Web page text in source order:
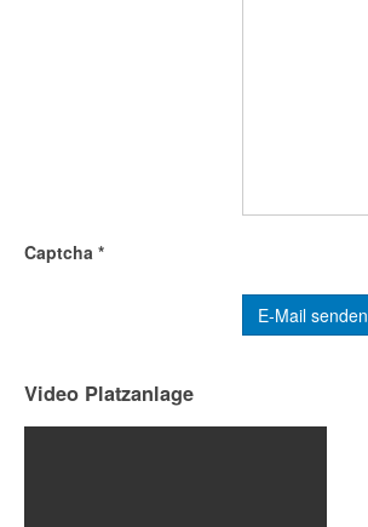
Captcha *
E-Mail senden
Video Platzanlage